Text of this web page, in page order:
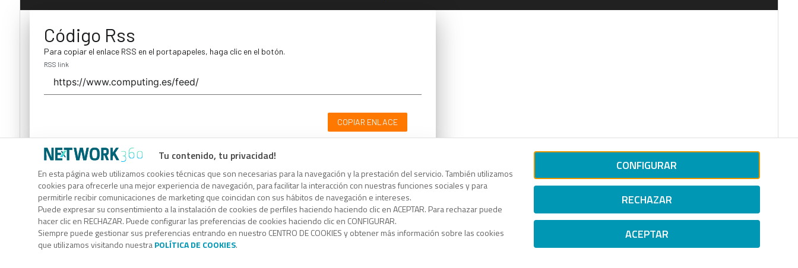
Tu contenido, tu privacidad!
En esta página web utilizamos cookies técnicas que son necesarias para la navegación y la prestación del servicio. También utilizamos
cookies para ofrecerle una mejor experiencia de navegación, para facilitar la interacción con nuestras funciones sociales y para
permitirle recibir comunicaciones de marketing que coincidan con sus hábitos de navegación e intereses.
Puede expresar su consentimiento a la instalación de cookies de perfiles haciendo haciendo clic en ACEPTAR. Para rechazar puede
hacer clic en RECHAZAR. Puede configurar las preferencias de cookies haciendo clic en CONFIGURAR.
Siempre puede gestionar sus preferencias entrando en nuestro CENTRO DE COOKIES y obtener más información sobre las cookies
que utilizamos visitando nuestraPOLÍTICA DE COOKIES.
CONFIGURAR
RECHAZAR
ACEPTAR
Código Rss
Para copiar el enlace RSS en el portapapeles, haga clic en el botón.
RSS link
COPIAR ENLACE
Código Rss
Para copiar el enlace RSS en el portapapeles, haga clic en el botón.